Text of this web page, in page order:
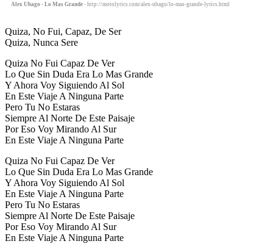
Alex Ubago - Lo Mas Grande - http://motolyrics.com/alex-ubago/lo-mas-grande-lyrics.html
Quiza, No Fui, Capaz, De Ser
Quiza, Nunca Sere
Quiza No Fui Capaz De Ver
Lo Que Sin Duda Era Lo Mas Grande
Y Ahora Voy Siguiendo Al Sol
En Este Viaje A Ninguna Parte
Pero Tu No Estaras
Siempre Al Norte De Este Paisaje
Por Eso Voy Mirando Al Sur
En Este Viaje A Ninguna Parte
Quiza No Fui Capaz De Ver
Lo Que Sin Duda Era Lo Mas Grande
Y Ahora Voy Siguiendo Al Sol
En Este Viaje A Ninguna Parte
Pero Tu No Estaras
Siempre Al Norte De Este Paisaje
Por Eso Voy Mirando Al Sur
En Este Viaje A Ninguna Parte